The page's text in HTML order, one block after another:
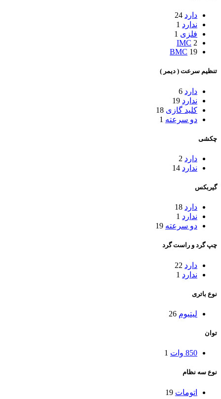
دارد 24
ندارد 1
فلزی 1
IMC 2
BMC 19
تنظیم سرعت ( دیمر )
دارد 6
ندارد 19
کلید گازی 18
دو سرعته 1
چکشی
دارد 2
ندارد 14
گیربکس
دارد 18
ندارد 1
دو سرعته 19
چپ گرد و راست گرد
دارد 22
ندارد 1
نوع باتری
لیتیوم 26
توان
850 وات 1
نوع سه نظام
اتومات 19